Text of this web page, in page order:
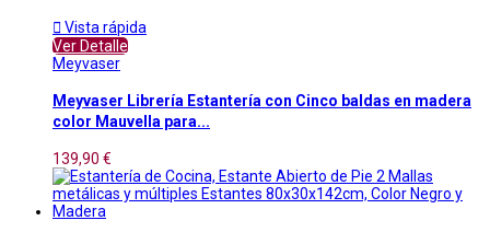
 Vista rápida
Ver Detalle
Meyvaser
Meyvaser Librería Estantería con Cinco baldas en madera
color Mauvella para...
139,90 €